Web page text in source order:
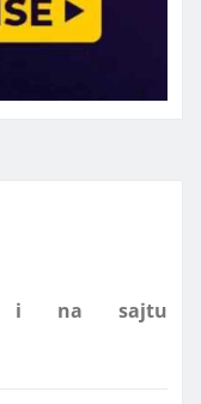
i na sajtu